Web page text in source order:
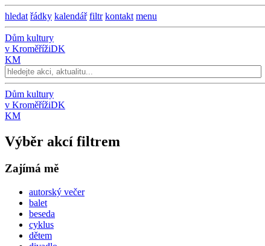
hledat řádky kalendář filtr kontakt menu
Dům kultury
v KroměřížiDK
KM
Dům kultury
v KroměřížiDK
KM
Výběr akcí filtrem
Zajímá mě
autorský večer
balet
beseda
cyklus
dětem